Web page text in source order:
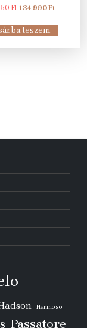
Ft Original
was:
179
134 990FtCurrent
is:
134
teszem
Hermoso
Passatore